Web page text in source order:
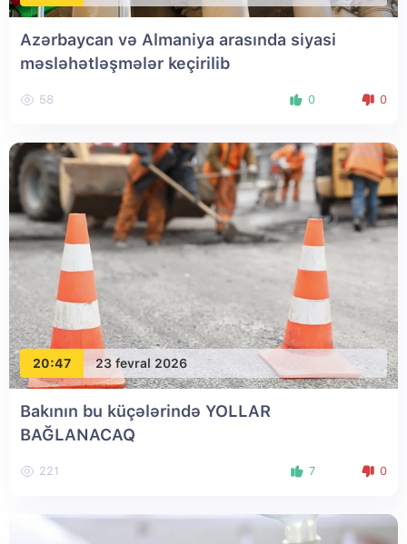
Azərbaycan və Almaniya arasında siyasi
məsləhətləşmələr keçirilib
58 0 0
20:47 23 fevral 2026
Bakının bu küçələrində YOLLAR
BAĞLANACAQ
221 7 0